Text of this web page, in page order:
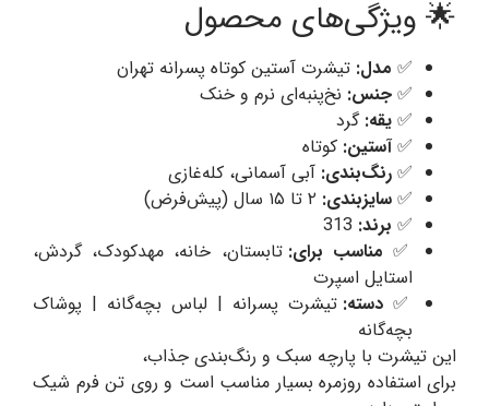
🌟 ویژگی‌های محصول
✅ مدل: تیشرت آستین کوتاه پسرانه تهران
✅ جنس: نخ‌پنبه‌ای نرم و خنک
✅ یقه: گرد
✅آستین: کوتاه
✅ رنگ‌بندی: آبی آسمانی، کله‌غازی
✅ سایزبندی:
✅ برند:
✅ مناسب برای: تابستان، خانه، مهدکودک، گردش،
استایل اسپرت
✅ دسته: تیشرت پسرانه | لباس بچه‌گانه | پوشاک
بچه‌گانه
این تیشرت با پارچه سبک و رنگ‌بندی جذاب،
برای استفاده روزمره بسیار مناسب است و روی تن فرم شیک